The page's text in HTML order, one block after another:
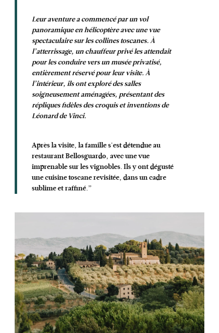
Leur aventure a commencé par un vol
panoramique en hélicoptère avec une vue
spectaculaire sur les collines toscanes. À
l’atterrissage, un chauffeur privé les attendait
pour les conduire vers un musée privatisé,
entièrement réservé pour leur visite. À
l’intérieur, ils ont exploré des salles
soigneusement aménagées, présentant des
répliques fidèles des croquis et inventions de
Léonard de Vinci.
Après la visite, la famille s'est détendue au
restaurant Bellosguardo, avec une vue
imprenable sur les vignobles. Ils y ont dégusté
une cuisine toscane revisitée, dans un cadre
sublime et raffiné.”